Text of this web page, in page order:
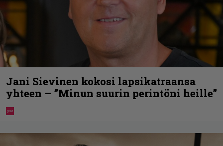
Jani Sievinen kokosi lapsikatraansa
yhteen – ”Minun suurin perintöni heille”